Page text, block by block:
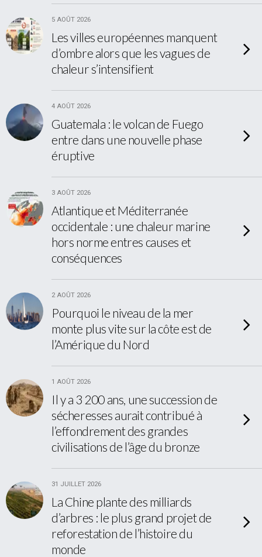
5 AOÛT 2026
Les villes européennes manquent
d’ombre alors que les vagues de
chaleur s’intensifient
4 AOÛT 2026
Guatemala : le volcan de Fuego
entre dans une nouvelle phase
éruptive
3 AOÛT 2026
Atlantique et Méditerranée
occidentale : une chaleur marine
hors norme entres causes et
conséquences
2 AOÛT 2026
Pourquoi le niveau de la mer
monte plus vite sur la côte est de
l’Amérique du Nord
1 AOÛT 2026
Il y a 3 200 ans, une succession de
sécheresses aurait contribué à
l’effondrement des grandes
civilisations de l’âge du bronze
31 JUILLET 2026
La Chine plante des milliards
d’arbres : le plus grand projet de
reforestation de l’histoire du
monde